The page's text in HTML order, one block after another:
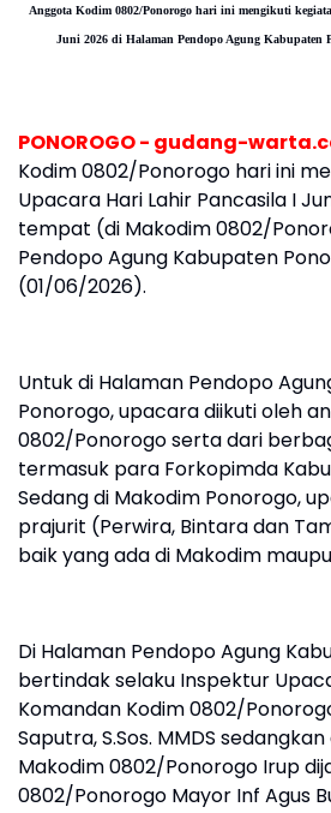
Anggota Kodim 0802/Ponorogo hari ini mengikuti
Juni 2026 di Halaman Pendopo Agung Kabupaten
PONOROGO - gudang-
Kodim 0802/Ponorogo hari ini
Upacara Hari Lahir Pancasila I
tempat (di Makodim 0802/
Pendopo Agung Kabupaten
(01/06/2026).
Untuk di Halaman Pendopo
Ponorogo, upacara diikuti oleh
0802/Ponorogo serta dari
termasuk para Forkopimda
Sedang di Makodim Ponorogo,
prajurit (Perwira, Bintara dan
baik yang ada di Makodim
Di Halaman Pendopo Agung
bertindak selaku Inspektur
Komandan Kodim 0802/
Saputra, S.Sos. MMDS
Makodim 0802/Ponorogo Irup
0802/Ponorogo Mayor Inf Agus